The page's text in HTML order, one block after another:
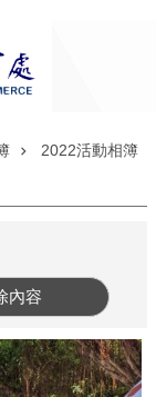
2022活動相簿